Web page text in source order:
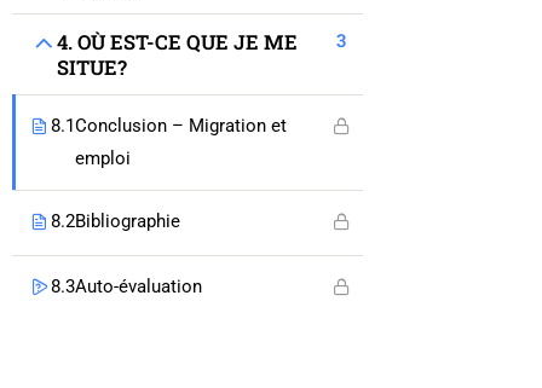
4. OÙ EST-CE QUE JE ME
SITUE?
3
8.1Conclusion – Migration et
emploi
8.2Bibliographie
8.3Auto-évaluation
E-Modules
Actualités
Mentions légales
Contact
00 333 88 61 71 67